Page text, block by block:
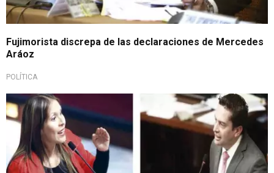
Fujimorista discrepa de las declaraciones de Mercedes
Aráoz
POLÍTICA